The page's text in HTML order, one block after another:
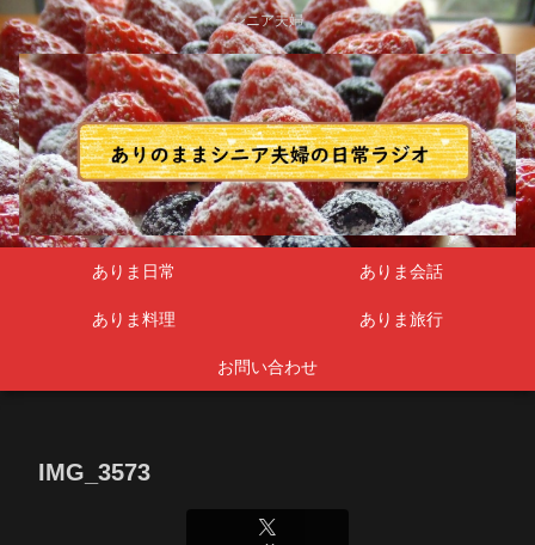
シニア夫婦
ありま日常 ありま会話
ありま料理 ありま旅行
お問い合わせ
IMG_3573